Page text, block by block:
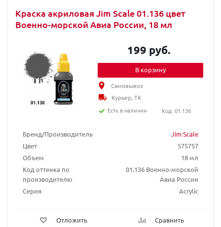
Краска акриловая Jim Scale 01.136 цвет
Военно-морской Авиа России, 18 мл
Бренд/Производитель
Jim Scale
Цвет
575757
Объем
18 мл
Код оттенка по
производителю
01.136 Военно-морской
Авиа России
Серия
Acrylic
Отложить Сравнить
199 руб.
В корзину
Самовывоз
Курьер, ТК
Есть в наличии
Код: 01.136